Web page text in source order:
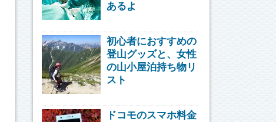
あるよ
初心者におすすめの
登山グッズと、女性
の山小屋泊持ち物リ
スト
ドコモのスマホ料金